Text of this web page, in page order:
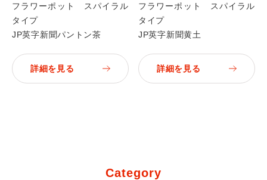
フラワーポット スパイラル
タイプ
JP英字新聞パントン茶
詳細を見る
フラワーポット スパイラル
タイプ
JP英字新聞黄土
詳細を見る
Category